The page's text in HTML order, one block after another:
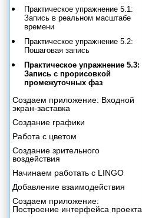
Практическое упражнение 5.1:
Запись в реальном масштабе
времени
Практическое упражнение 5.2:
Пошаговая запись
Практическое упражнение 5.3:
Запись с прорисовкой
промежуточных фаз
Создаем приложение: Входной
экран-заставка
Создание графики
Работа с цветом
Создание зрительного
воздействия
Начинаем работать с LINGO
Добавление взаимодействия
Создаем приложение:
Построение интерфейса проекта